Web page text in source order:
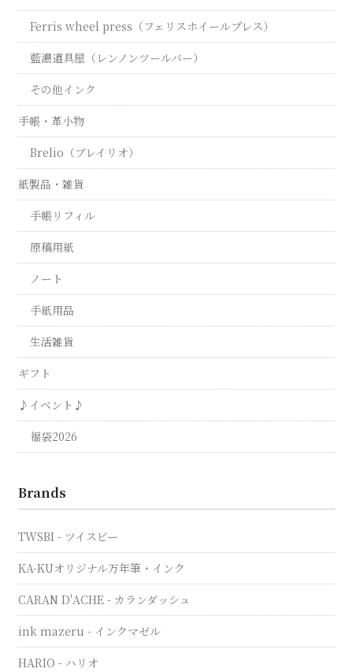
Ferris wheel press（フェリスホイールプレス）
藍濃道具屋（レンノンツールバー）
その他インク
手帳・革小物
Brelio（ブレイリオ）
紙製品・雑貨
手帳リフィル
原稿用紙
ノート
手紙用品
生活雑貨
ギフト
♪イベント♪
福袋2026
Brands
TWSBI - ツイスビー
KA-KUオリジナル万年筆・インク
CARAN D'ACHE - カランダッシュ
ink mazeru - インクマゼル
HARIO - ハリオ